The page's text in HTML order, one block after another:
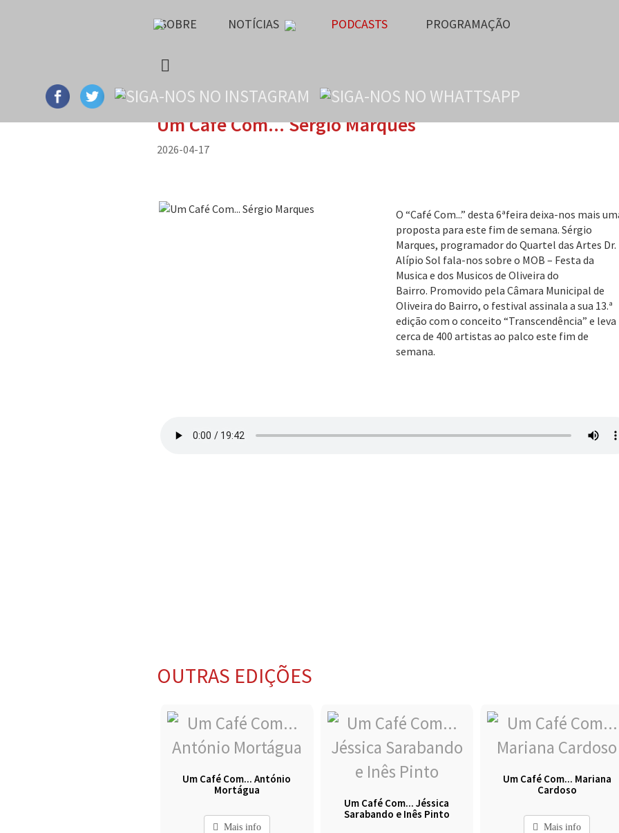
SOBRE NOTÍCIAS PODCASTS PROGRAMAÇÃO
Um Café Com... Sérgio Marques
2026-04-17
O “Café Com...” desta 6ªfeira deixa-nos mais
proposta para este fim de semana. Sérgio
Marques, programador do Quartel das Artes Dr.
Alípio Sol fala-nos sobre o MOB – Festa da
Musica e dos Musicos de Oliveira do
Bairro. Promovido pela Câmara Municipal de
Oliveira do Bairro, o festival assinala a sua 13.ª
edição com o conceito “Transcendência” e leva
cerca de 400 artistas ao palco este fim de
semana.
OUTRAS EDIÇÕES
Um Café Com... António
Mortágua
Mais info
Um Café Com... Jéssica
Sarabando e Inês Pinto
Um Café Com... Mariana
Cardoso
Mais info